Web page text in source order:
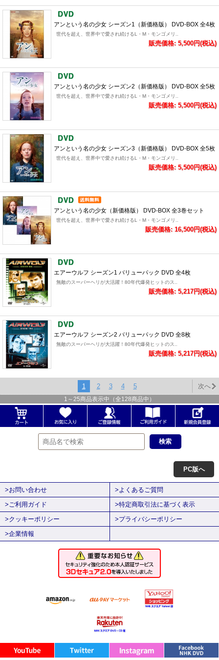
アンという名の少女 シーズン1（新価格版） DVD-BOX 全4枚
世代を超え、世界中で愛され続けるL・M・モンゴメリ..
販売価格: 5,500円(税込)
アンという名の少女 シーズン2（新価格版） DVD-BOX 全5枚
世代を超え、世界中で愛され続けるL・M・モンゴメリ..
販売価格: 5,500円(税込)
アンという名の少女 シーズン3（新価格版） DVD-BOX 全5枚
世代を超え、世界中で愛され続けるL・M・モンゴメリ..
販売価格: 5,500円(税込)
アンという名の少女（新価格版） DVD-BOX 全3巻セット
世代を超え、世界中で愛され続けるL・M・モンゴメリ..
販売価格: 16,500円(税込)
エアーウルフ シーズン1 バリューパック DVD 全4枚
無敵のスーパーヘリが大活躍！80年代爆発ヒットのス..
販売価格: 5,217円(税込)
エアーウルフ シーズン2 バリューパック DVD 全8枚
無敵のスーパーヘリが大活躍！80年代爆発ヒットのス..
販売価格: 5,217円(税込)
1 2 3 4 5 次へ
1 ～ 25商品表示中（全128商品中）
PC版へ
>お問い合わせ
>よくあるご質問
>ご利用ガイド
>特定商取引法に基づく表示
>クッキーポリシー
>プライバシーポリシー
>企業情報